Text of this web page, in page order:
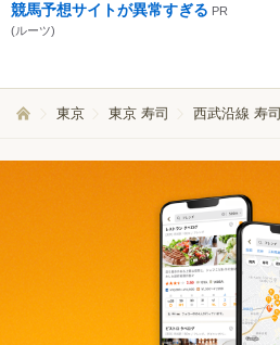
競馬予想サイトが異常すぎる PR
(ルーツ)
東京 東京 寿司 西武沿線 寿司